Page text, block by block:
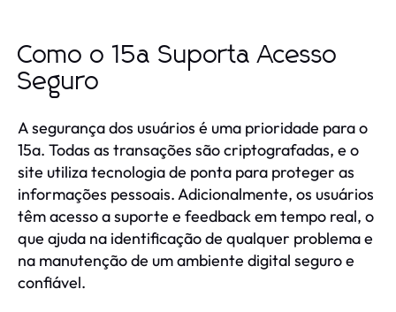
Como o 15a Suporta Acesso
Seguro
A segurança dos usuários é uma prioridade para o
15a. Todas as transações são criptografadas, e o
site utiliza tecnologia de ponta para proteger as
informações pessoais. Adicionalmente, os usuários
têm acesso a suporte e feedback em tempo real, o
que ajuda na identificação de qualquer problema e
na manutenção de um ambiente digital seguro e
confiável.